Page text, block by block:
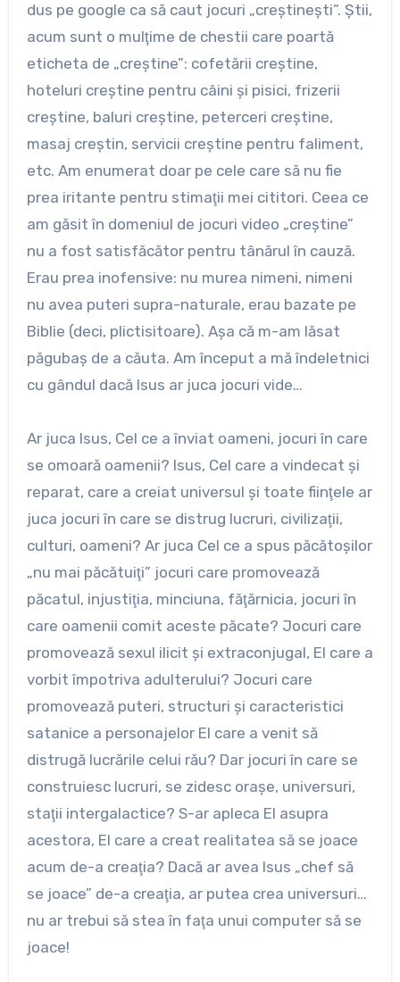
dus pe google ca să caut jocuri „creştineşti”. Ştii,
acum sunt o mulţime de chestii care poartă
eticheta de „creştine”: cofetării creştine,
hoteluri creştine pentru câini şi pisici, frizerii
creştine, baluri creştine, peterceri creştine,
masaj creştin, servicii creştine pentru faliment,
etc. Am enumerat doar pe cele care să nu fie
prea iritante pentru stimaţii mei cititori. Ceea ce
am găsit în domeniul de jocuri video „creştine”
nu a fost satisfăcător pentru tânărul în cauză.
Erau prea inofensive: nu murea nimeni, nimeni
nu avea puteri supra-naturale, erau bazate pe
Biblie (deci, plictisitoare). Aşa că m-am lăsat
păgubaş de a căuta. Am început a mă îndeletnici
cu gândul dacă Isus ar juca jocuri vide…
Ar juca Isus, Cel ce a înviat oameni, jocuri în care
se omoară oamenii? Isus, Cel care a vindecat şi
reparat, care a creiat universul şi toate fiinţele ar
juca jocuri în care se distrug lucruri, civilizaţii,
culturi, oameni? Ar juca Cel ce a spus păcătoşilor
„nu mai păcătuiţi” jocuri care promovează
păcatul, injustiţia, minciuna, făţărnicia, jocuri în
care oamenii comit aceste păcate? Jocuri care
promovează sexul ilicit şi extraconjugal, El care a
vorbit împotriva adulterului? Jocuri care
promovează puteri, structuri şi caracteristici
satanice a personajelor El care a venit să
distrugă lucrările celui rău? Dar jocuri în care se
construiesc lucruri, se zidesc oraşe, universuri,
staţii intergalactice? S-ar apleca El asupra
acestora, El care a creat realitatea să se joace
acum de-a creaţia? Dacă ar avea Isus „chef să
se joace” de-a creaţia, ar putea crea universuri…
nu ar trebui să stea în faţa unui computer să se
joace!